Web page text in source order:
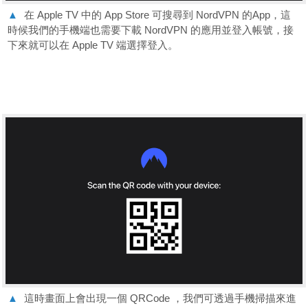
▲
在 Apple TV 中的 App Store 可搜尋到 NordVPN 的App，這
時候我們的手機端也需要下載 NordVPN 的應用並登入帳號，接
下來就可以在 Apple TV 端選擇登入。
▲
這時畫面上會出現一個 QRCode ，我們可透過手機掃描來進